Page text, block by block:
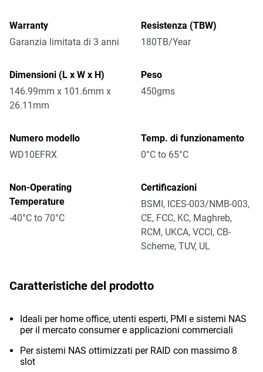
Warranty
Garanzia limitata di 3 anni
Resistenza (TBW)
180TB/Year
Dimensioni (L x W x H)
146.99mm x 101.6mm x
26.11mm
Peso
450gms
Numero modello
WD10EFRX
Temp. di funzionamento
0°C to 65°C
Non-Operating
Temperature
-40°C to 70°C
Certificazioni
BSMI, ICES-003/NMB-003,
CE, FCC, KC, Maghreb,
RCM, UKCA, VCCI, CB-
Scheme, TUV, UL
Caratteristiche del prodotto
Ideali per home office, utenti esperti, PMI e sistemi NAS
per il mercato consumer e applicazioni commerciali
Per sistemi NAS ottimizzati per RAID con massimo 8
slot